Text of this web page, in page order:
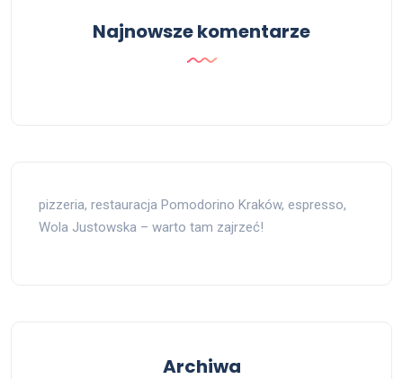
Najnowsze komentarze
pizzeria, restauracja Pomodorino Kraków, espresso,
Wola Justowska – warto tam zajrzeć!
Archiwa